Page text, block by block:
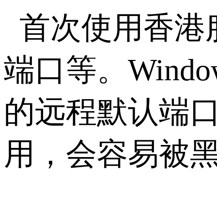
首次使用香港
端口等。
的远程默认端
用，会容易被